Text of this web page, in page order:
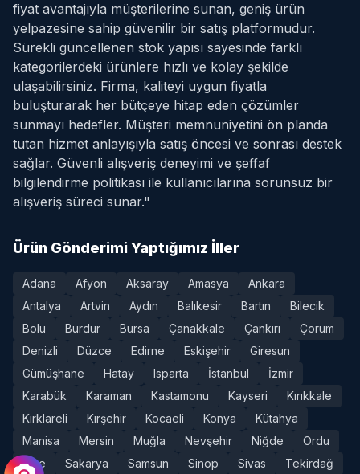
fiyat avantajıyla müşterilerine sunan, geniş ürün
yelpazesine sahip güvenilir bir satış platformudur.
Sürekli güncellenen stok yapısı sayesinde farklı
kategorilerdeki ürünlere hızlı ve kolay şekilde
ulaşabilirsiniz. Firma, kaliteyi uygun fiyatla
buluşturarak her bütçeye hitap eden çözümler
sunmayı hedefler. Müşteri memnuniyetini ön planda
tutan hizmet anlayışıyla satış öncesi ve sonrası destek
sağlar. Güvenli alışveriş deneyimi ve şeffaf
bilgilendirme politikası ile kullanıcılarına sorunsuz bir
alışveriş süreci sunar."
Ürün Gönderimi Yaptığımız İller
Adana Afyon Aksaray Amasya
Ankara
Antalya
Artvin Aydın Balıkesir Bartın
Bilecik
Bolu
Burdur Bursa Çanakkale Çankırı
Çorum
Denizli
Düzce Edirne Eskişehir
Giresun
Gümüşhane
Hatay Isparta İstanbul
İzmir
Karabük
Karaman Kastamonu Kayseri
Kırıkkale
Kırklareli
Kırşehir Kocaeli Konya
Kütahya
Manisa
Mersin Muğla Nevşehir Niğde
Ordu
Rize
Sakarya Samsun Sinop Sivas Tekirdağ